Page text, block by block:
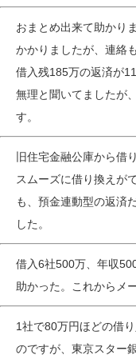
おまとめ出来て助かり
かかりましたが、連絡
借入残185万の返済が
無理と聞いてましたが
す。
旧住宅金融公庫から借
スムーズに借り換えが
も、預金連動型の返済
した。
借入6社500万、年収
助かった。これからメ
1社で80万円ほどの借
のですが、東京スター